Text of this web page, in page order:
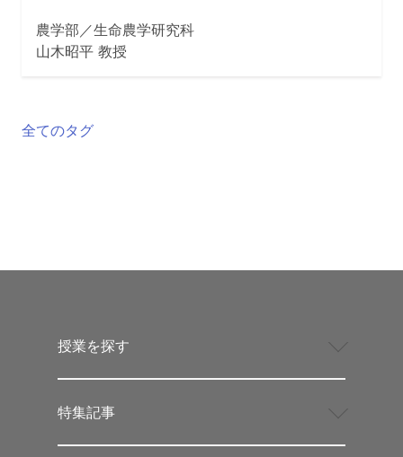
農学部／生命農学研究科
山木昭平 教授
全てのタグ
授業を探す
特集記事